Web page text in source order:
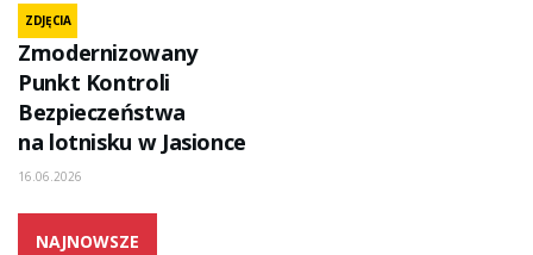
ZDJĘCIA
Zmodernizowany
Punkt Kontroli
Bezpieczeństwa
na lotnisku w Jasionce
16.06.2026
NAJNOWSZE